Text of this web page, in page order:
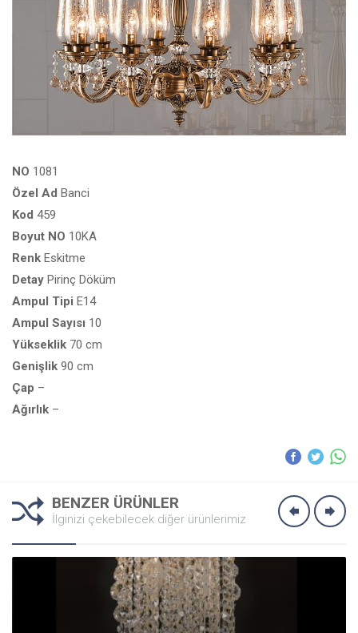
NO 1081
Özel Ad Banci
Kod 459
Boyut NO 10KA
Renk Eskitme
Detay Pirinç Döküm
Ampul Tipi E14
Ampul Sayısı 10
Yükseklik 70 cm
Genişlik 90 cm
Çap –
Ağırlık –
BENZER ÜRÜNLER
İlginizi çekebilecek diğer ürünlerimiz